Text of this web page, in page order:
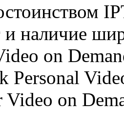
и наличие
on
Personal
Video on